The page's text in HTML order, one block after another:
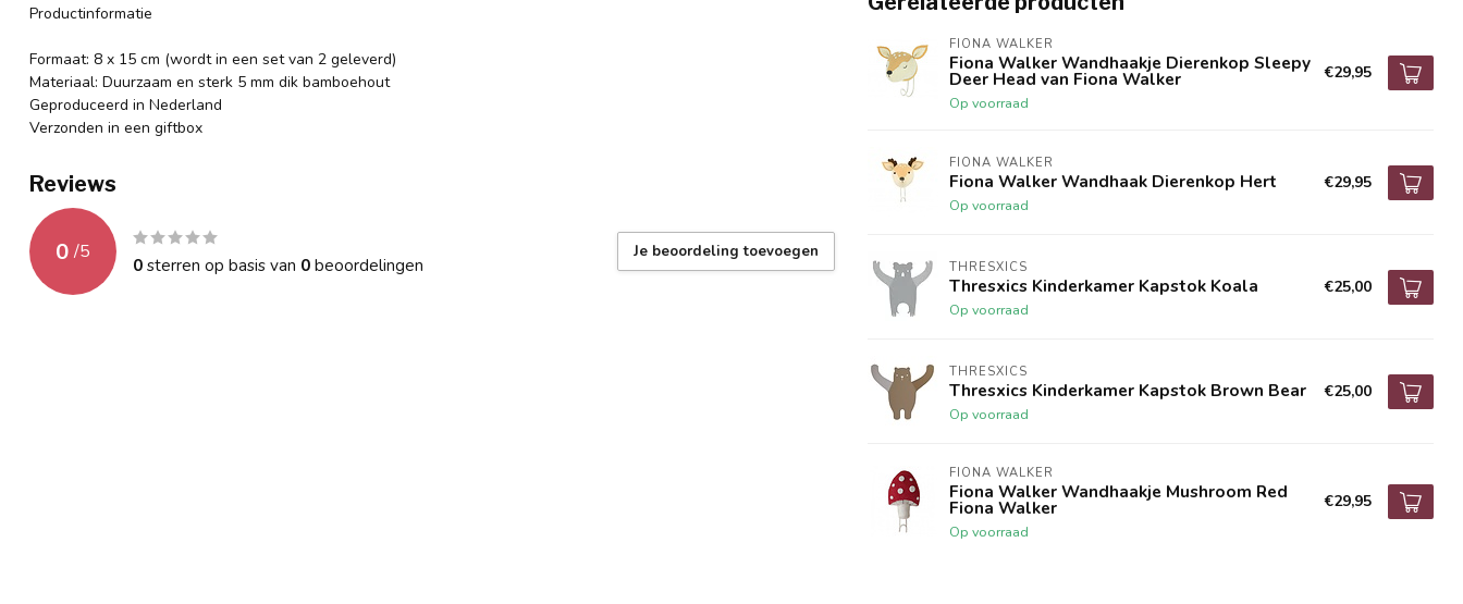
Productinformatie
Formaat: 8 x 15 cm (wordt in een set van 2 geleverd)
Materiaal: Duurzaam en sterk 5 mm dik bamboehout
Geproduceerd in Nederland
Verzonden in een giftbox
Reviews
0 /5
0sterren op basis van 0beoordelingen
Je beoordeling toevoegen
FIONA WALKER
Fiona Walker Wandhaakje Dierenkop Sleepy
Deer Head van Fiona Walker
Op voorraad
€29,95
FIONA WALKER
Fiona Walker Wandhaak Dierenkop Hert
Op voorraad
€29,95
THRESXICS
Thresxics Kinderkamer Kapstok Koala
Op voorraad
€25,00
THRESXICS
Thresxics Kinderkamer Kapstok Brown Bear
Op voorraad
€25,00
FIONA WALKER
Fiona Walker Wandhaakje Mushroom Red
Fiona Walker
Op voorraad
€29,95